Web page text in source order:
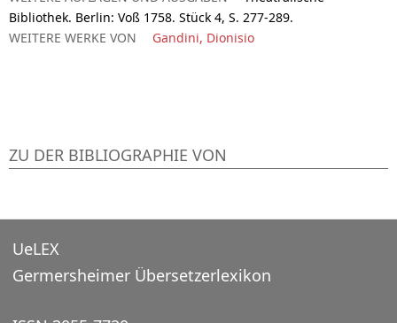
Bibliothek. Berlin: Voß 1758. Stück 4, S. 277-289.
WEITERE WERKE VON
Gandini, Dionisio
ZU DER BIBLIOGRAPHIE VON
UeLEX
Germersheimer Übersetzerlexikon